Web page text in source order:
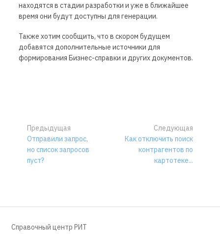
находятся в стадии разработки и уже в ближайшее
время они будут доступны для генерации.
Также хотим сообщить, что в скором будущем
добавятся дополнительные источники для
формирования Бизнес-справки и других документов.
Предыдущая
Отправили запрос,
но список запросов
пуст?
Следующая
Как отключить поиск
контрагентов по
картотеке...
Справочный центр РИТ